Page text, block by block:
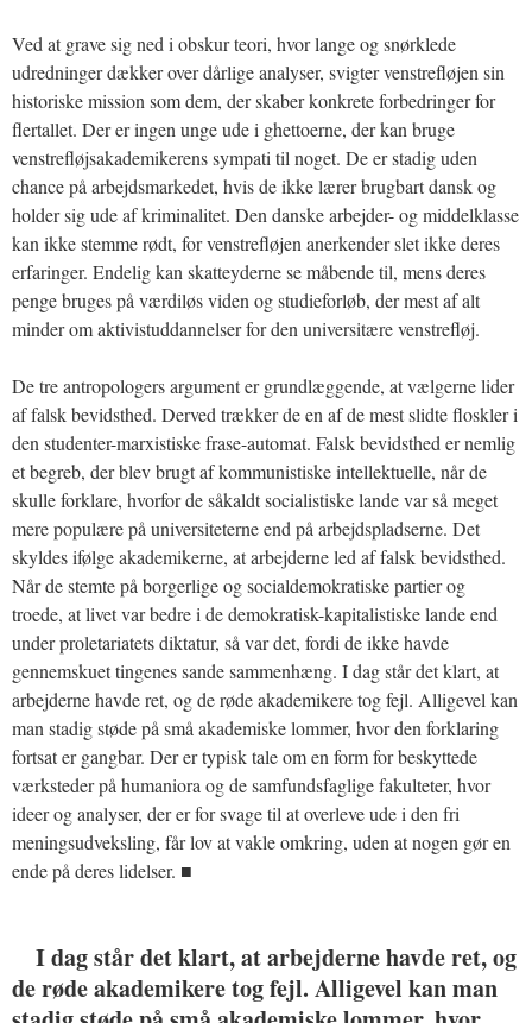
Ved at grave sig ned i obskur teori, hvor lange og snørklede
udredninger dækker over dårlige analyser, svigter venstrefløjen sin
historiske mission som dem, der skaber konkrete forbedringer for
flertallet. Der er ingen unge ude i ghettoerne, der kan bruge
venstrefløjsakademikerens sympati til noget. De er stadig uden
chance på arbejdsmarkedet, hvis de ikke lærer brugbart dansk og
holder sig ude af kriminalitet. Den danske arbejder- og middelklasse
kan ikke stemme rødt, for venstrefløjen anerkender slet ikke deres
erfaringer. Endelig kan skatteyderne se måbende til, mens deres
penge bruges på værdiløs viden og studieforløb, der mest af alt
minder om aktivistuddannelser for den universitære venstrefløj.
De tre antropologers argument er grundlæggende, at vælgerne lider
af falsk bevidsthed. Derved trækker de en af de mest slidte floskler i
den studenter-marxistiske frase-automat. Falsk bevidsthed er nemlig
et begreb, der blev brugt af kommunistiske intellektuelle, når de
skulle forklare, hvorfor de såkaldt socialistiske lande var så meget
mere populære på universiteterne end på arbejdspladserne. Det
skyldes ifølge akademikerne, at arbejderne led af falsk bevidsthed.
Når de stemte på borgerlige og socialdemokratiske partier og
troede, at livet var bedre i de demokratisk-kapitalistiske lande end
under proletariatets diktatur, så var det, fordi de ikke havde
gennemskuet tingenes sande sammenhæng. I dag står det klart, at
arbejderne havde ret, og de røde akademikere tog fejl. Alligevel kan
man stadig støde på små akademiske lommer, hvor den forklaring
fortsat er gangbar. Der er typisk tale om en form for beskyttede
værksteder på humaniora og de samfundsfaglige fakulteter, hvor
ideer og analyser, der er for svage til at overleve ude i den fri
meningsudveksling, får lov at vakle omkring, uden at nogen gør en
ende på deres lidelser. ■
I dag står det klart, at arbejderne havde ret, og
de røde akademikere tog fejl. Alligevel kan man